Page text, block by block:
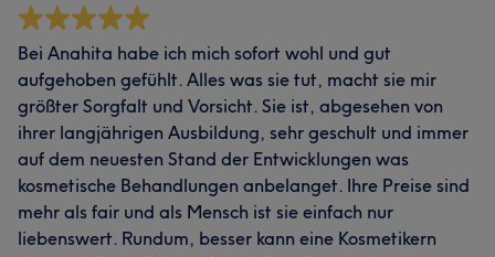
Bei Anahita habe ich mich sofort wohl und gut
aufgehoben gefühlt. Alles was sie tut, macht sie mir
größter Sorgfalt und Vorsicht. Sie ist, abgesehen von
ihrer langjährigen Ausbildung, sehr geschult und immer
auf dem neuesten Stand der Entwicklungen was
kosmetische Behandlungen anbelanget. Ihre Preise sind
mehr als fair und als Mensch ist sie einfach nur
liebenswert. Rundum, besser kann eine Kosmetikern